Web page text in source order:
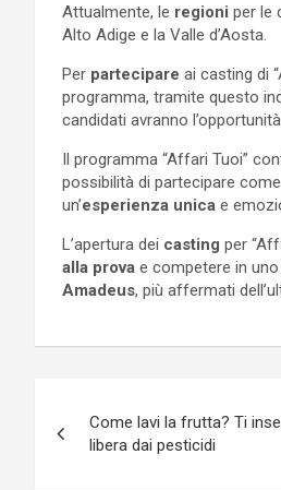
Attualmente, le regioni per le
Alto Adige e la Valle d’Aosta.
Per partecipare ai casting di
programma, tramite questo
candidati avranno
Il programma “Affari Tuoi”
possibilità di partecipare come
un’esperienza unica e
L’apertura dei casting per
alla prova e competere in
Amadeus, più affermati
articoli
Come lavi la frutta? Ti
libera dai pesticidi